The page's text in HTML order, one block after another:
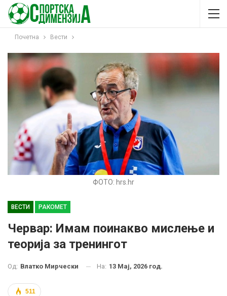
Почетна Вести
ФОТО: hrs.hr
ВЕСТИ РАКОМЕТ
Червар: Имам поинакво мислење и
теорија за тренингот
Од: Влатко Мирчески На: 13 Мај, 2026 год.
511